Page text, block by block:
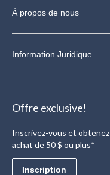
À propos de nous
Information Juridique
Offre exclusive!
Inscrivez-vous et
achat de 50 $ ou plus*
Inscription